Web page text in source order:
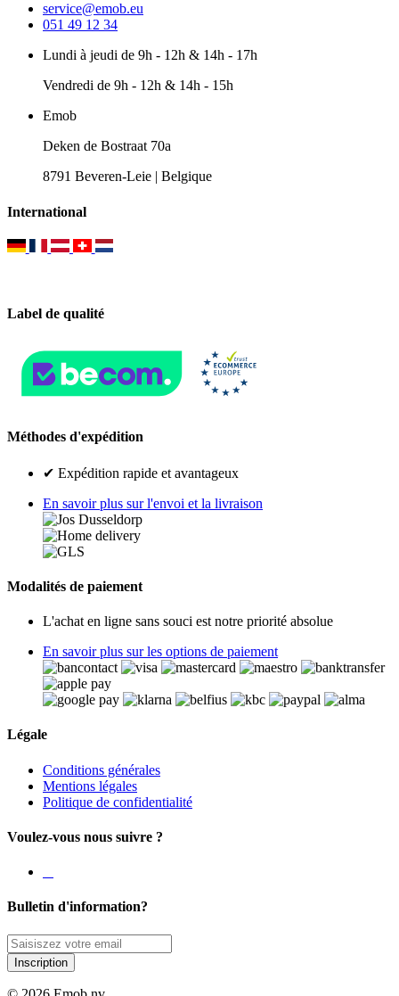
service@emob.eu
051 49 12 34
Lundi à jeudi de 9h - 12h & 14h - 17h
Vendredi de 9h - 12h & 14h - 15h
Emob
Deken de Bostraat 70a
8791 Beveren-Leie | Belgique
International
Label de qualité
Méthodes d'expédition
✔ Expédition rapide et avantageux
En savoir plus sur l'envoi et la livraison
Modalités de paiement
L'achat en ligne sans souci est notre priorité absolue
En savoir plus sur les options de paiement
Légale
Conditions générales
Mentions légales
Politique de confidentialité
Voulez-vous nous suivre ?
Bulletin d'information?
Inscription